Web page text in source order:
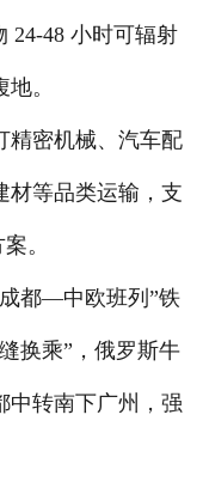
24-48 小时可辐射
。
精密机械、汽车配
材等品类运输，支
。
都—中欧班列”铁
换乘”，俄罗斯牛
中转南下广州，强